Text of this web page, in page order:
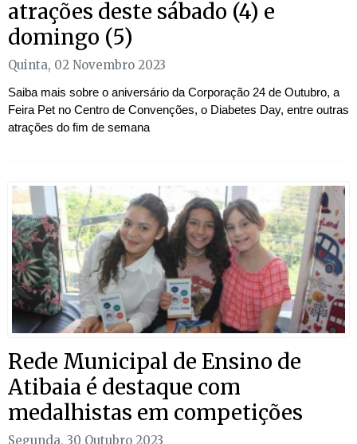
atrações deste sábado (4) e
domingo (5)
Quinta, 02 Novembro 2023
Saiba mais sobre o aniversário da Corporação 24 de Outubro, a
Feira Pet no Centro de Convenções, o Diabetes Day, entre outras
atrações do fim de semana
Rede Municipal de Ensino de
Atibaia é destaque com
medalhistas em competições
Segunda, 30 Outubro 2023